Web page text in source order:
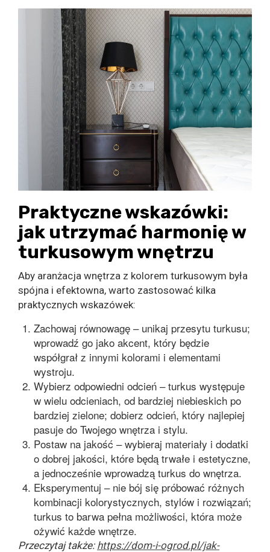
Praktyczne wskazówki:
jak utrzymać harmonię w
turkusowym wnętrzu
Aby aranżacja wnętrza z kolorem turkusowym była
spójna i efektowna, warto zastosować kilka
praktycznych wskazówek:
Zachowaj równowagę – unikaj przesytu turkusu;
wprowadź go jako akcent, który będzie
współgrał z innymi kolorami i elementami
wystroju.
Wybierz odpowiedni odcień – turkus występuje
w wielu odcieniach, od bardziej niebieskich po
bardziej zielone; dobierz odcień, który najlepiej
pasuje do Twojego wnętrza i stylu.
Postaw na jakość – wybieraj materiały i dodatki
o dobrej jakości, które będą trwałe i estetyczne,
a jednocześnie wprowadzą turkus do wnętrza.
Eksperymentuj – nie bój się próbować różnych
kombinacji kolorystycznych, stylów i rozwiązań;
turkus to barwa pełna możliwości, która może
ożywić każde wnętrze.
Przeczytaj także: https://dom-i-ogrod.pl/jak-